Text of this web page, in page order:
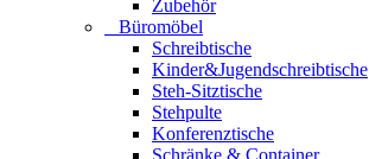
Zubehör
Büromöbel
Schreibtische
Kinder&Jugendschreibtische
Steh-Sitztische
Stehpulte
Konferenztische
Schränke & Container